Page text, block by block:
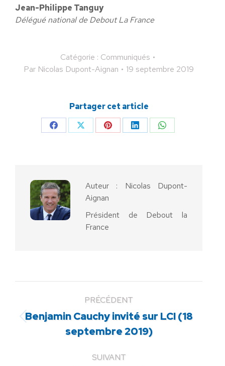
Jean-Philippe Tanguy
Délégué national de Debout La France
Catégorie : Communiqués
Par Nicolas Dupont-Aignan 19 septembre 2019
Partager cet article
PartagerPartagerPartagerPartagerPartager
Auteur : Nicolas Dupont-
Aignan
Président de Debout la
France
PRÉCÉDENT
Article
précédent
Benjamin Cauchy invité sur LCI (18
septembre 2019)
SUIVANT